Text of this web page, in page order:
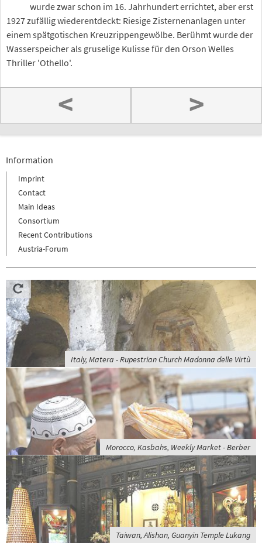
wurde zwar schon im 16. Jahrhundert errichtet, aber erst
1927 zufällig wiederentdeckt: Riesige Zisternenanlagen unter
einem spätgotischen Kreuzrippengewölbe. Berühmt wurde der
Wasserspeicher als gruselige Kulisse für den Orson Welles
Thriller 'Othello'.
< >
Information
Imprint
Contact
Main Ideas
Consortium
Recent Contributions
Austria-Forum
Italy, Matera - Rupestrian Church Madonna delle Virtù
Morocco, Kasbahs, Weekly Market - Berber
Taiwan, Alishan, Guanyin Temple Lukang